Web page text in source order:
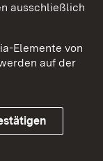
ausschließlich
Elemente von
auf der